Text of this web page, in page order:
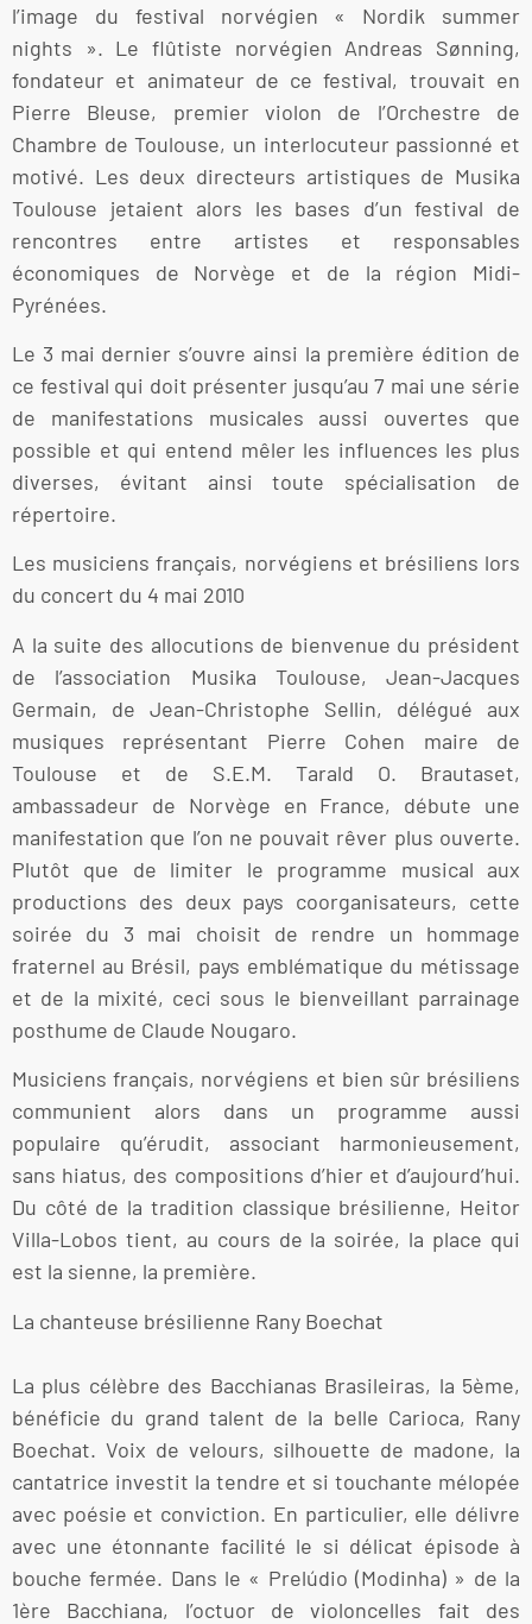
l’image du festival norvégien « Nordik summer
nights ». Le flûtiste norvégien Andreas Sønning,
fondateur et animateur de ce festival, trouvait en
Pierre Bleuse, premier violon de l’Orchestre de
Chambre de Toulouse, un interlocuteur passionné et
motivé. Les deux directeurs artistiques de Musika
Toulouse jetaient alors les bases d’un festival de
rencontres entre artistes et responsables
économiques de Norvège et de la région Midi-
Pyrénées.
Le 3 mai dernier s’ouvre ainsi la première édition de
ce festival qui doit présenter jusqu’au 7 mai une série
de manifestations musicales aussi ouvertes que
possible et qui entend mêler les influences les plus
diverses, évitant ainsi toute spécialisation de
répertoire.
Les musiciens français, norvégiens et brésiliens lors
du concert du 4 mai 2010
A la suite des allocutions de bienvenue du président
de l’association Musika Toulouse, Jean-Jacques
Germain, de Jean-Christophe Sellin, délégué aux
musiques représentant Pierre Cohen maire de
Toulouse et de S.E.M. Tarald O. Brautaset,
ambassadeur de Norvège en France, débute une
manifestation que l’on ne pouvait rêver plus ouverte.
Plutôt que de limiter le programme musical aux
productions des deux pays coorganisateurs, cette
soirée du 3 mai choisit de rendre un hommage
fraternel au Brésil, pays emblématique du métissage
et de la mixité, ceci sous le bienveillant parrainage
posthume de Claude Nougaro.
Musiciens français, norvégiens et bien sûr brésiliens
communient alors dans un programme aussi
populaire qu’érudit, associant harmonieusement,
sans hiatus, des compositions d’hier et d’aujourd’hui.
Du côté de la tradition classique brésilienne, Heitor
Villa-Lobos tient, au cours de la soirée, la place qui
est la sienne, la première.
La chanteuse brésilienne Rany Boechat
La plus célèbre des Bacchianas Brasileiras, la 5ème,
bénéficie du grand talent de la belle Carioca, Rany
Boechat. Voix de velours, silhouette de madone, la
cantatrice investit la tendre et si touchante mélopée
avec poésie et conviction. En particulier, elle délivre
avec une étonnante facilité le si délicat épisode à
bouche fermée. Dans le « Prelúdio (Modinha) » de la
1ère Bacchiana, l’octuor de violoncelles fait des